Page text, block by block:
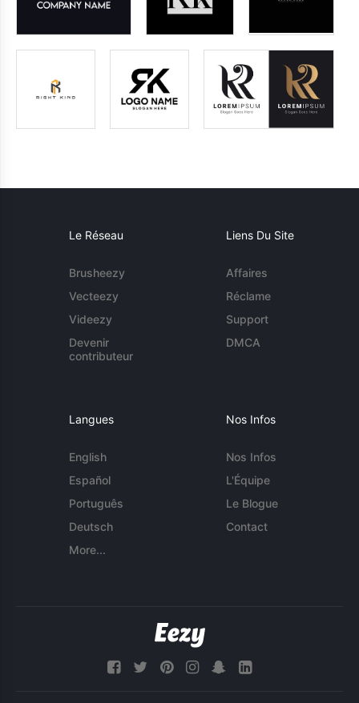
Le Réseau
Brusheezy
Vecteezy
Videezy
Devenir
contributeur
Liens Du Site
Affaires
Réclame
Support
DMCA
Langues
English
Español
Português
Deutsch
More...
Nos Infos
Nos Infos
L'Équipe
Le Blogue
Contact